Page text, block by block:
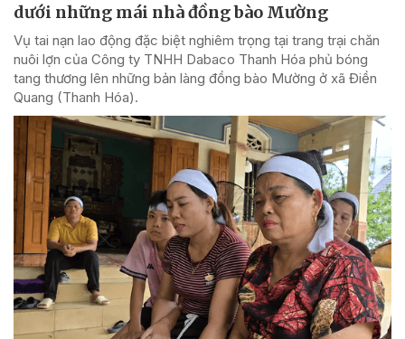
dưới những mái nhà đồng bào Mường
Vụ tai nạn lao động đặc biệt nghiêm trọng tại trang trại chăn
nuôi lợn của Công ty TNHH Dabaco Thanh Hóa phủ bóng
tang thương lên những bản làng đồng bào Mường ở xã Điền
Quang (Thanh Hóa).